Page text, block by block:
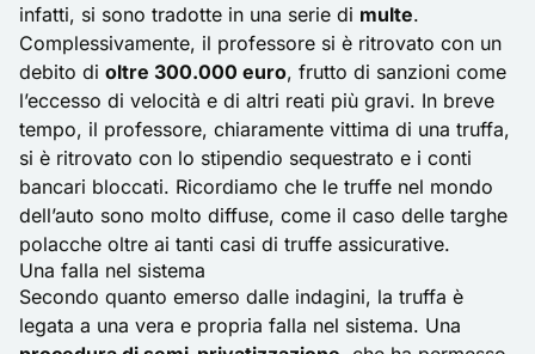
infatti, si sono tradotte in una serie di multe.
Complessivamente, il professore si è ritrovato con un
debito di oltre 300.000 euro, frutto di sanzioni come
l’eccesso di velocità e di altri reati più gravi. In breve
tempo, il professore, chiaramente vittima di una truffa,
si è ritrovato con lo stipendio sequestrato e i conti
bancari bloccati. Ricordiamo che le truffe nel mondo
dell’auto sono molto diffuse, come il caso delle targhe
polacche oltre ai tanti casi di truffe assicurative.
Una falla nel sistema
Secondo quanto emerso dalle indagini, la truffa è
legata a una vera e propria falla nel sistema. Una